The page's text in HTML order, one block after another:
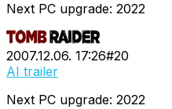
Next PC upgrade: 2022
2007.12.06. 17:26#20
AI trailer
Next PC upgrade: 2022